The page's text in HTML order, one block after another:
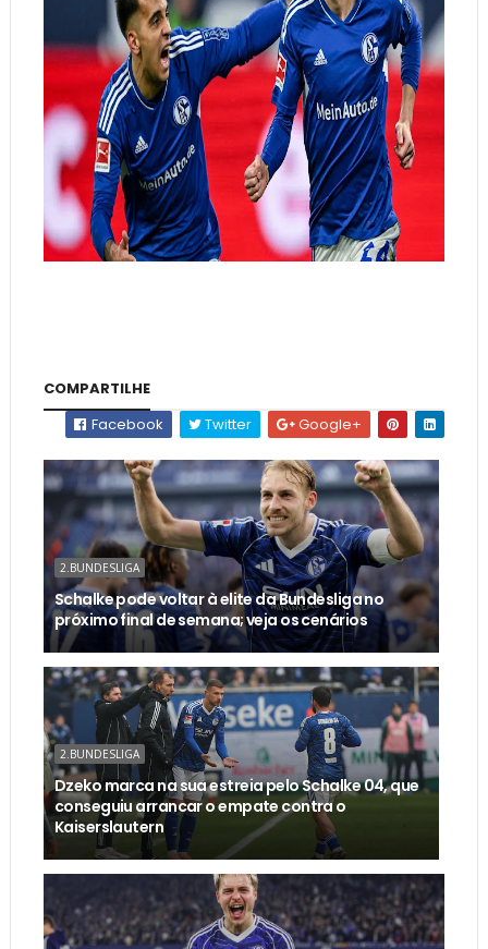
COMPARTILHE
Facebook
Twitter Google+
2.BUNDESLIGA
Schalke pode voltar à elite da Bundesliga no
próximo final de semana; veja os cenários
2.BUNDESLIGA
Dzeko marca na sua estreia pelo Schalke 04, que
conseguiu arrancar o empate contra o
Kaiserslautern